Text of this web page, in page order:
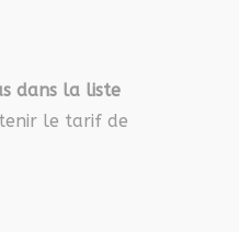
dans la liste
le tarif de